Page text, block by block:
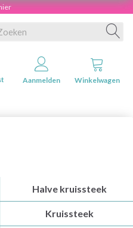
Aanmelden Winkelwagen
Halve kruissteek
Kruissteek